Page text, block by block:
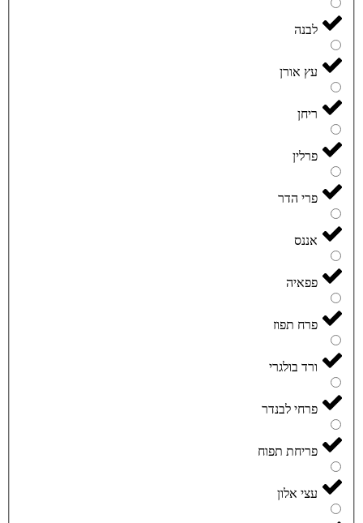
לבנה
עץ אורן
ריחן
פרלין
פרי הדר
אננס
פפאיה
פרח תפוז
ורד בולגרי
פרחי לבנדר
פריחת תפוח
עצי אלון